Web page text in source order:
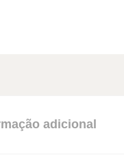
adicional